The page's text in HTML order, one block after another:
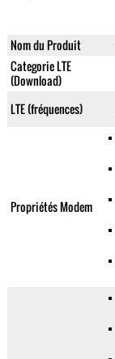
Nom du Produit
Categorie LTE
(Download)
LTE (fréquences)
Propriétés Modem